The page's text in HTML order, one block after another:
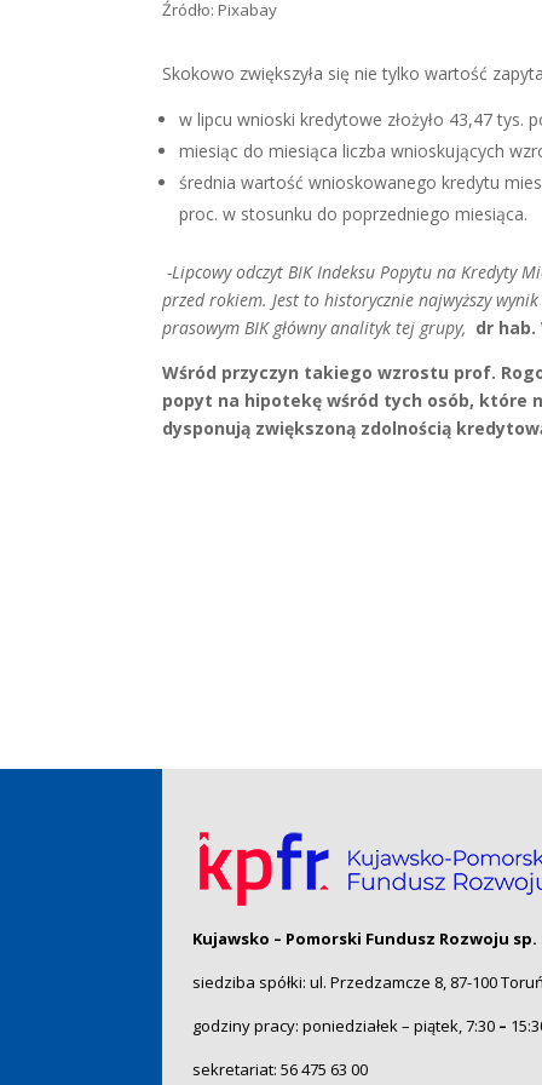
Źródło: Pixabay
Skokowo zwiększyła się nie tylko wartość
w lipcu wnioski kredytowe złożyło 43,47 tys.
miesiąc do miesiąca liczba wnioskujących
średnia wartość wnioskowanego kredytu
proc. w stosunku do poprzedniego miesiąca.
-Lipcowy odczyt BIK Indeksu Popytu na Kredyty
przed rokiem. Jest to historycznie najwyższy
prasowym BIK główny analityk tej grupy, dr
Wśród przyczyn takiego wzrostu prof.
popyt na hipotekę wśród tych osób, które
dysponują zwiększoną zdolnością
Kujawsko – Pomorski Fundusz Rozwoju sp.
siedziba spółki: ul. Przedzamcze 8, 87-100 Toruń
godziny pracy: poniedziałek – piątek, 7:30 –
sekretariat:56 475 63 00